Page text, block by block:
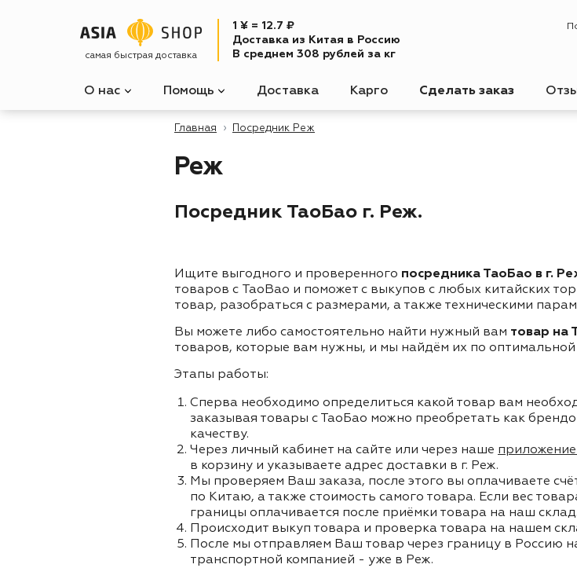
самая быстрая доставка
1 ¥ = 12.7 ₽
Доставка из Китая в Россию
В среднем 308 рублей за кг
О нас Помощь Доставка Карго Сделать заказ
Главная Посредник Реж
Реж
Посредник ТаоБао г. Реж.
Ищите выгодного и проверенного посредника ТаоБао в г.
товаров с TaoBao и поможет с выкупов с любых китайских
товар, разобраться с размерами, а также техническими
Вы можете либо самостоятельно найти нужный вам товар на
товаров, которые вам нужны, и мы найдём их по оптимальной
Этапы работы:
Сперва необходимо определиться какой товар вам
заказывая товары с ТаоБао можно преобретать как
качеству.
Через личный кабинет на сайте или через наше
в корзину и указываете адрес доставки в г. Реж.
Мы проверяем Ваш заказа, после этого вы оплачиваете
по Китаю, а также стоимость самого товара. Если вес
границы оплачивается после приёмки товара на наш склад.
Происходит выкуп товара и проверка товара на нашем
После мы отправляем Ваш товар через границу в Россию
транспортной компанией - уже в Реж.